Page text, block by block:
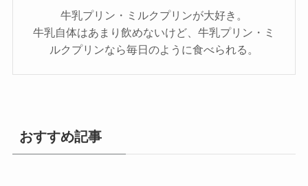
牛乳プリン・ミルクプリンが大好き。
牛乳自体はあまり飲めないけど、牛乳プリン・ミ
ルクプリンなら毎日のように食べられる。
おすすめ記事